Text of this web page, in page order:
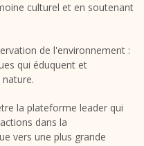
culturel et en soutenant
de l'environnement :
qui éduquent et
la plateforme leader qui
dans la
vers une plus grande